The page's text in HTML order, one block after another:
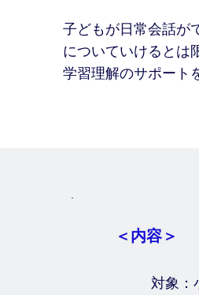
子どもが日常会話が
についていけるとは
学習理解のサポート
＜内容＞
対象：